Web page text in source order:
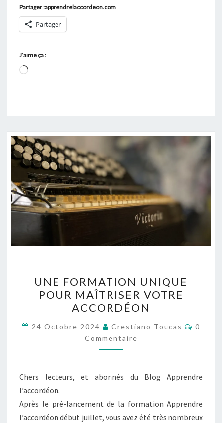
Partager :apprendrelaccordeon.com
Partager
J’aime ça :
Chargement…
FORMATION
UNIQUE
POUR
MAÎTRISER
VOTRE
ACCORDÉON
UNE FORMATION UNIQUE
POUR MAÎTRISER VOTRE
ACCORDÉON
24 Octobre 2024 Crestiano Toucas
0
Commentaire
Chers lecteurs, et abonnés du Blog Apprendre
l’accordéon.
Après le pré-lancement de la formation Apprendre
l’accordéon début juillet, vous avez été très nombreux